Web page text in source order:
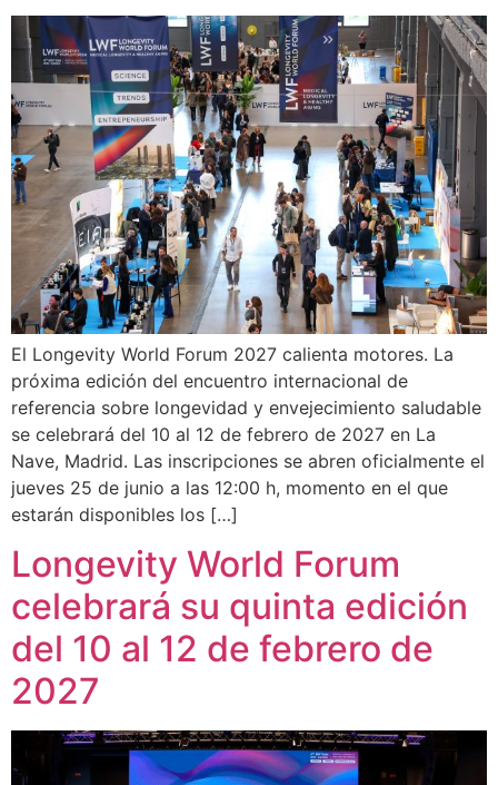
El Longevity World Forum 2027 calienta motores. La
próxima edición del encuentro internacional de
referencia sobre longevidad y envejecimiento saludable
se celebrará del 10 al 12 de febrero de 2027 en La
Nave, Madrid. Las inscripciones se abren oficialmente el
jueves 25 de junio a las 12:00 h, momento en el que
estarán disponibles los […]
Longevity World Forum
celebrará su quinta edición
del 10 al 12 de febrero de
2027